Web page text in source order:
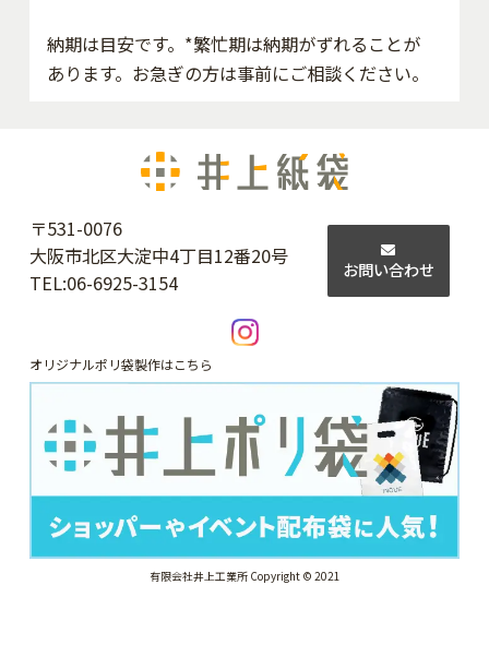
納期は目安です。*繁忙期は納期がずれることが
あります。お急ぎの方は事前にご相談ください。
〒531-0076
大阪市北区大淀中4丁目12番20号
TEL:06-6925-3154
お問い合わせ
オリジナルポリ袋製作はこちら
有限会社井上工業所 Copyright © 2021